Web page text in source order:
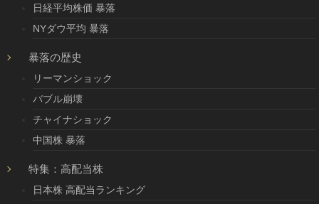
日経平均株価 暴落
NYダウ平均 暴落
暴落の歴史
リーマンショック
バブル崩壊
チャイナショック
中国株 暴落
特集：高配当株
日本株 高配当ランキング